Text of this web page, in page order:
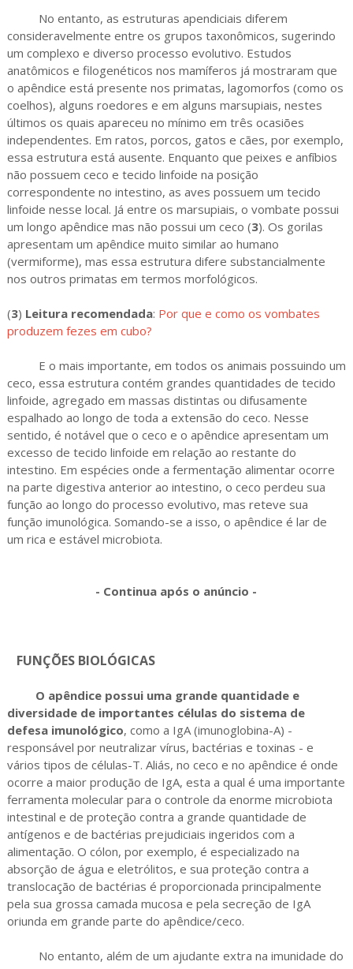
No entanto, as estruturas apendiciais diferem
consideravelmente entre os grupos taxonômicos, sugerindo
um complexo e diverso processo evolutivo. Estudos
anatômicos e filogenéticos nos mamíferos já mostraram que
o apêndice está presente nos primatas, lagomorfos (como os
coelhos), alguns roedores e em alguns marsupiais, nestes
últimos os quais apareceu no mínimo em três ocasiões
independentes. Em ratos, porcos, gatos e cães, por exemplo,
essa estrutura está ausente. Enquanto que peixes e anfíbios
não possuem ceco e tecido linfoide na posição
correspondente no intestino, as aves possuem um tecido
linfoide nesse local. Já entre os marsupiais, o vombate possui
um longo apêndice mas não possui um ceco (3). Os gorilas
apresentam um apêndice muito similar ao humano
(vermiforme), mas essa estrutura difere substancialmente
nos outros primatas em termos morfológicos.
(3) Leitura recomendada: Por que e como os vombates
produzem fezes em cubo?
E o mais importante, em todos os animais possuindo um
ceco, essa estrutura contém grandes quantidades de tecido
linfoide, agregado em massas distintas ou difusamente
espalhado ao longo de toda a extensão do ceco. Nesse
sentido, é notável que o ceco e o apêndice apresentam um
excesso de tecido linfoide em relação ao restante do
intestino. Em espécies onde a fermentação alimentar ocorre
na parte digestiva anterior ao intestino, o ceco perdeu sua
função ao longo do processo evolutivo, mas reteve sua
função imunológica. Somando-se a isso, o apêndice é lar de
um rica e estável microbiota.
- Continua após o anúncio -
FUNÇÕES BIOLÓGICAS
O apêndice possui uma grande quantidade e
diversidade de importantes células do sistema de
defesa imunológico, como a IgA (imunoglobina-A) -
responsável por neutralizar vírus, bactérias e toxinas - e
vários tipos de células-T. Aliás, no ceco e no apêndice é onde
ocorre a maior produção de IgA, esta a qual é uma importante
ferramenta molecular para o controle da enorme microbiota
intestinal e de proteção contra a grande quantidade de
antígenos e de bactérias prejudiciais ingeridos com a
alimentação. O cólon, por exemplo, é especializado na
absorção de água e eletrólitos, e sua proteção contra a
translocação de bactérias é proporcionada principalmente
pela sua grossa camada mucosa e pela secreção de IgA
oriunda em grande parte do apêndice/ceco.
No entanto, além de um ajudante extra na imunidade do